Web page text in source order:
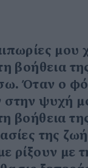
μου
βοήθεια
Όταν ο
στην ψυχή
βοήθεια
της
ρίξουν με